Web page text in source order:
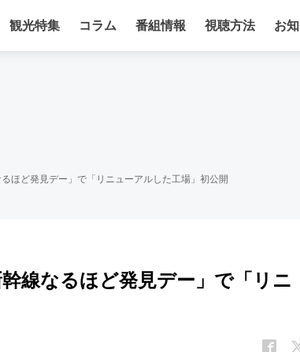
観光特集 コラム 番組情報 視聴方法 お
ど発見デー」で「リニューアルした工場」初公開
線なるほど発見デー」で「リニ